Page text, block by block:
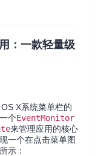
：一款轻量级
X系统菜单栏的
个EventMonitor
来管理应用的核心
一个在点击菜单图
示：